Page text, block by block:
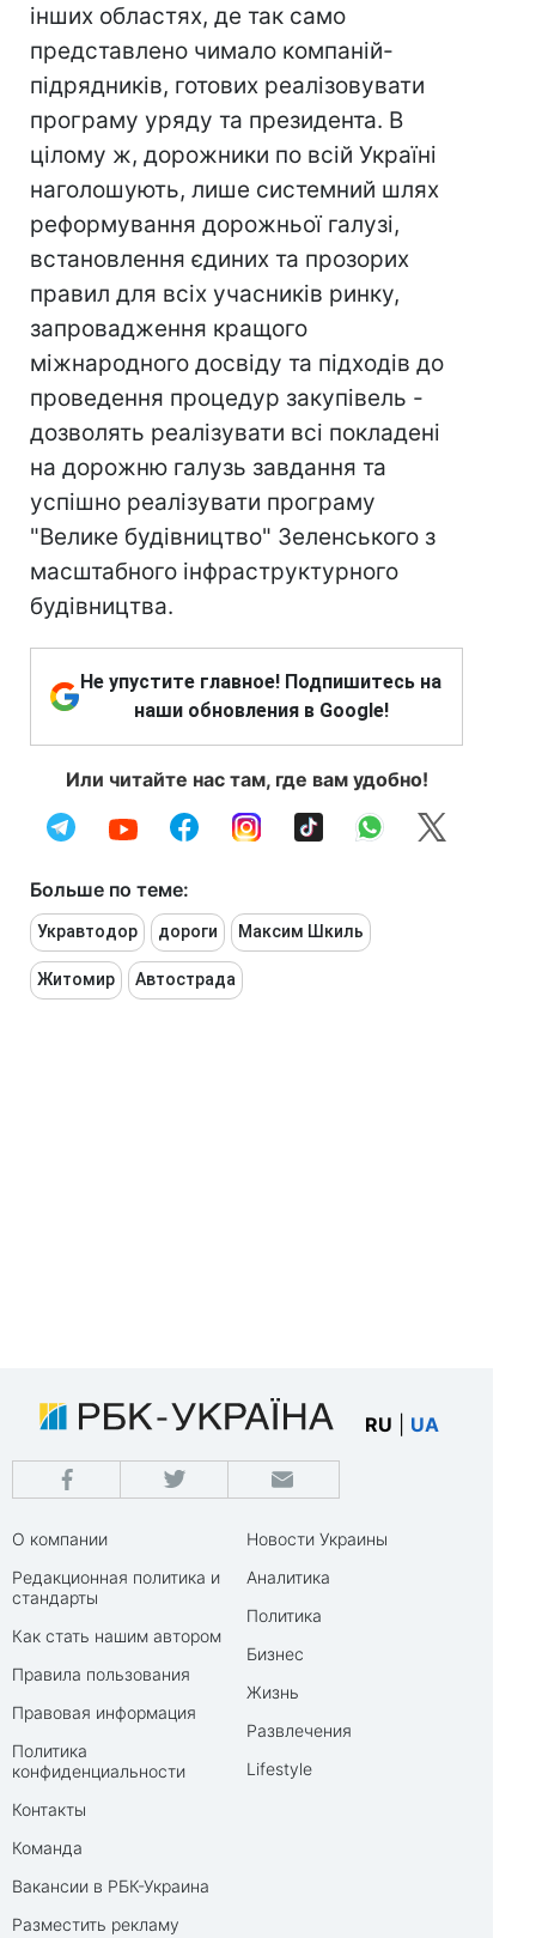
інших областях, де так само
представлено чимало компаній-
підрядників, готових реалізовувати
програму уряду та президента. В
цілому ж, дорожники по всій Україні
наголошують, лише системний шлях
реформування дорожньої галузі,
встановлення єдиних та прозорих
правил для всіх учасників ринку,
запровадження кращого
міжнародного досвіду та підходів до
проведення процедур закупівель -
дозволять реалізувати всі покладені
на дорожню галузь завдання та
успішно реалізувати програму
"Велике будівництво" Зеленського з
масштабного інфраструктурного
будівництва.
Не упустите главное! Подпишитесь на
наши обновления в Google!
Или читайте нас там, где вам удобно!
Больше по теме:
Укравтодор дороги Максим Шкиль
Житомир Автострада
RU UA
О компании
Редакционная политика и
стандарты
Как стать нашим автором
Правила пользования
Правовая информация
Политика
конфиденциальности
Контакты
Команда
Вакансии в РБК-Украина
Разместить рекламу
Новости Украины
Аналитика
Политика
Бизнес
Жизнь
Развлечения
Lifestyle